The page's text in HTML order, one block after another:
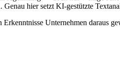
hier setzt KI-gestützte
Unternehmen daraus